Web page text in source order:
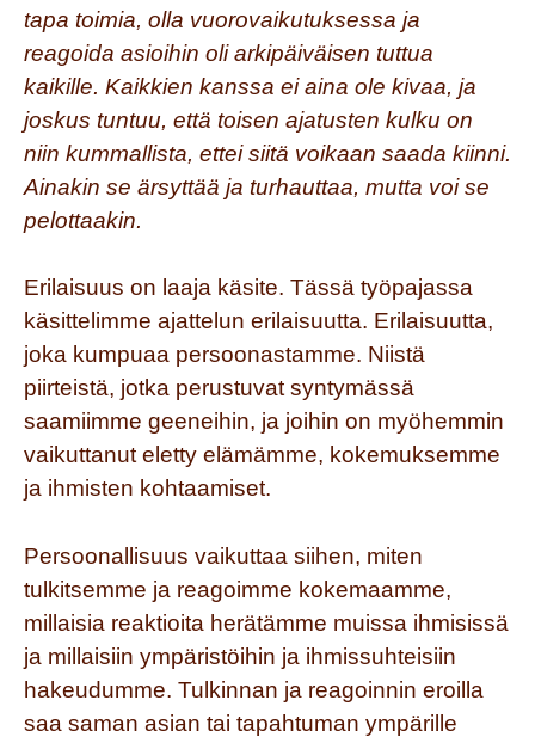
tapa toimia, olla vuorovaikutuksessa ja
reagoida asioihin oli arkipäiväisen tuttua
kaikille. Kaikkien kanssa ei aina ole kivaa, ja
joskus tuntuu, että toisen ajatusten kulku on
niin kummallista, ettei siitä voikaan saada kiinni.
Ainakin se ärsyttää ja turhauttaa, mutta voi se
pelottaakin.
Erilaisuus on laaja käsite. Tässä työpajassa
käsittelimme ajattelun erilaisuutta. Erilaisuutta,
joka kumpuaa persoonastamme. Niistä
piirteistä, jotka perustuvat syntymässä
saamiimme geeneihin, ja joihin on myöhemmin
vaikuttanut eletty elämämme, kokemuksemme
ja ihmisten kohtaamiset.
Persoonallisuus vaikuttaa siihen, miten
tulkitsemme ja reagoimme kokemaamme,
millaisia reaktioita herätämme muissa ihmisissä
ja millaisiin ympäristöihin ja ihmissuhteisiin
hakeudumme. Tulkinnan ja reagoinnin eroilla
saa saman asian tai tapahtuman ympärille